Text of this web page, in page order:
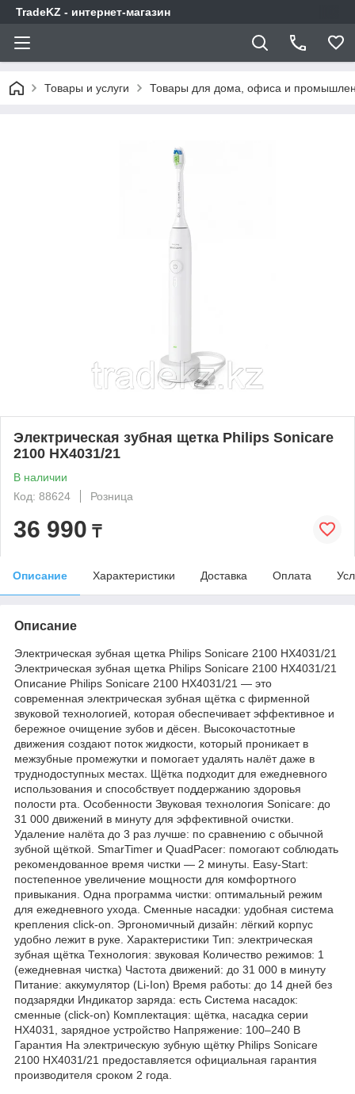
TradeKZ - интернет-магазин
Товары и услуги Товары для дома, офиса и
Электрическая зубная щетка Philips Sonicare
2100 HX4031/21
В наличии
Код: 88624
Розница
36 990 ₸
Описание Характеристики Доставка Оплата
Описание
Электрическая зубная щетка Philips Sonicare 2100 HX4031/21
Электрическая зубная щетка Philips Sonicare 2100 HX4031/21
Описание Philips Sonicare 2100 HX4031/21 — это
современная электрическая зубная щётка с фирменной
звуковой технологией, которая обеспечивает эффективное и
бережное очищение зубов и дёсен. Высокочастотные
движения создают поток жидкости, который проникает в
межзубные промежутки и помогает удалять налёт даже в
труднодоступных местах. Щётка подходит для ежедневного
использования и способствует поддержанию здоровья
полости рта. Особенности Звуковая технология Sonicare: до
31 000 движений в минуту для эффективной очистки.
Удаление налёта до 3 раз лучше: по сравнению с обычной
зубной щёткой. SmarTimer и QuadPacer: помогают соблюдать
рекомендованное время чистки — 2 минуты. Easy-Start:
постепенное увеличение мощности для комфортного
привыкания. Одна программа чистки: оптимальный режим
для ежедневного ухода. Сменные насадки: удобная система
крепления click-on. Эргономичный дизайн: лёгкий корпус
удобно лежит в руке. Характеристики Тип: электрическая
зубная щётка Технология: звуковая Количество режимов: 1
(ежедневная чистка) Частота движений: до 31 000 в минуту
Питание: аккумулятор (Li-Ion) Время работы: до 14 дней без
подзарядки Индикатор заряда: есть Система насадок:
сменные (click-on) Комплектация: щётка, насадка серии
HX4031, зарядное устройство Напряжение: 100–240 В
Гарантия На электрическую зубную щётку Philips Sonicare
2100 HX4031/21 предоставляется официальная гарантия
производителя сроком 2 года.